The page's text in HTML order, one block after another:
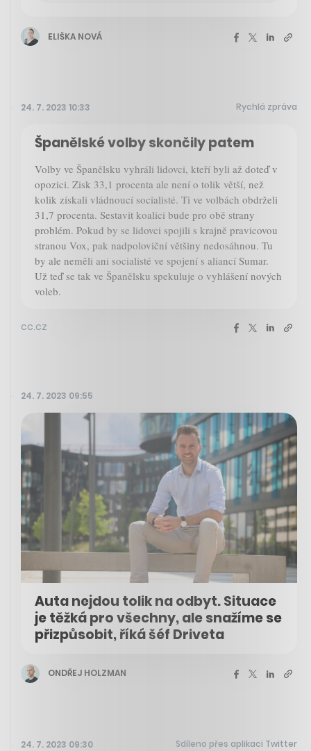
ELIŠKA NOVÁ
24. 7. 2023 10:33 Rychlá zpráva
Španělské volby skončily patem
Volby ve Španělsku vyhráli lidovci, kteří byli až doteď v
opozici. Zisk 33,1 procenta ale není o tolik větší, než
kolik získali vládnoucí socialisté. Ti ve volbách obdrželi
31,7 procenta. Sestavit koalici bude pro obě strany
problém. Pokud by se lidovci spojili s krajně pravicovou
stranou Vox, pak nadpoloviční většiny nedosáhnou. Tu
by ale neměli ani socialisté ve spojení s aliancí Sumar.
Už teď se tak ve Španělsku spekuluje o vyhlášení nových
voleb.
cc.cz
24. 7. 2023 09:55
Auta nejdou tolik na odbyt. Situace
je těžká pro všechny, ale snažíme se
přizpůsobit, říká šéf Driveta
ONDŘEJ HOLZMAN
24. 7. 2023 09:30 Sdíleno přes aplikaci Twitter